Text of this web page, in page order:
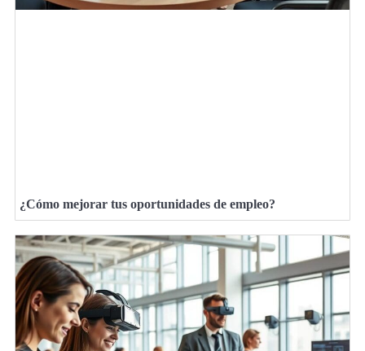
¿Cómo mejorar tus oportunidades de empleo?